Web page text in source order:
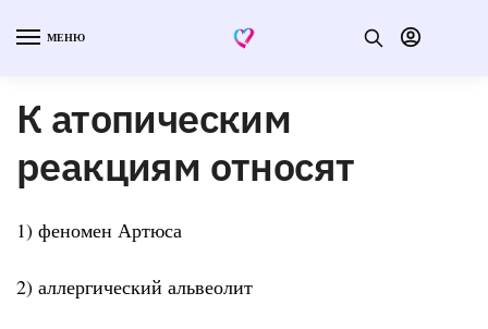
МЕНЮ
К атопическим
реакциям относят
1) феномен Артюса
2) аллергический альвеолит